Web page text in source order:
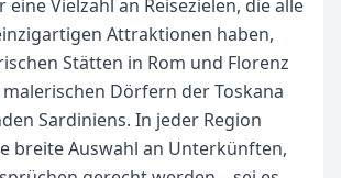
eine Vielzahl an Reisezielen, die alle
Attraktionen haben,
Stätten in Rom und Florenz
Dörfern der Toskana
Sardiniens. In jeder Region
breite Auswahl an Unterkünften,